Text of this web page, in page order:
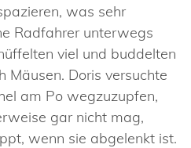
was sehr
Radfahrer unterwegs
viel und buddelten
Mäusen. Doris versuchte
am Po wegzuzupfen,
gar nicht mag,
wenn sie abgelenkt ist.